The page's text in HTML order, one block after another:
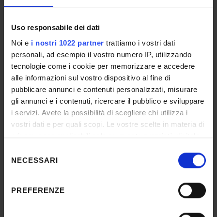
Uso responsabile dei dati
Noi e i nostri 1022 partner trattiamo i vostri dati
personali, ad esempio il vostro numero IP, utilizzando
tecnologie come i cookie per memorizzare e accedere
alle informazioni sul vostro dispositivo al fine di
pubblicare annunci e contenuti personalizzati, misurare
gli annunci e i contenuti, ricercare il pubblico e sviluppare
i servizi. Avete la possibilità di scegliere chi utilizza i
vostri dati e per quali scopi. Le vostre scelte in materia di
privacy sono applicabili solo su questa proprietà digitale
modificare o revocare il proprio consenso in qualsiasi
momento dalla Dichiarazione sui cookie o facendo clic
delNECESSARI
PREFERENZE
promuovere una ricerca sempre più qualificata,
continuo, in coerenza con le strategie di sviluppo
dell'Ateneo.
Consulta anche il sito web di Ateneo dedicato
all'Assicurazione della Qualità.
1 Documenti